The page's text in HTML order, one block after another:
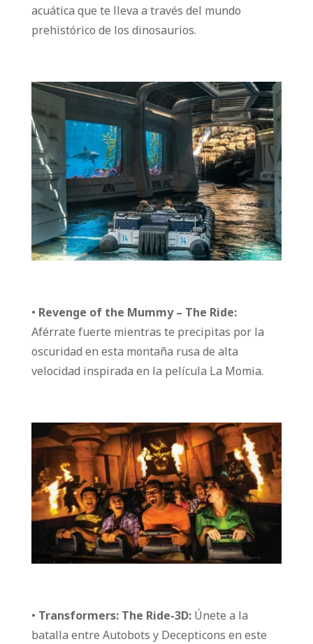
acuática que te lleva a través del mundo
prehistórico de los dinosaurios.
• Revenge of the Mummy – The Ride:
Aférrate fuerte mientras te precipitas por la
oscuridad en esta montaña rusa de alta
velocidad inspirada en la película La Momia.
• Transformers: The Ride-3D:Únete a la
batalla entre Autobots y Decepticons en este